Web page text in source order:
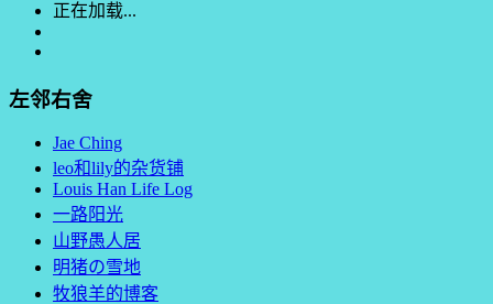
正在加载...
左邻右舍
Jae Ching
leo和lily的杂货铺
Louis Han Life Log
一路阳光
山野愚人居
明猪の雪地
牧狼羊的博客